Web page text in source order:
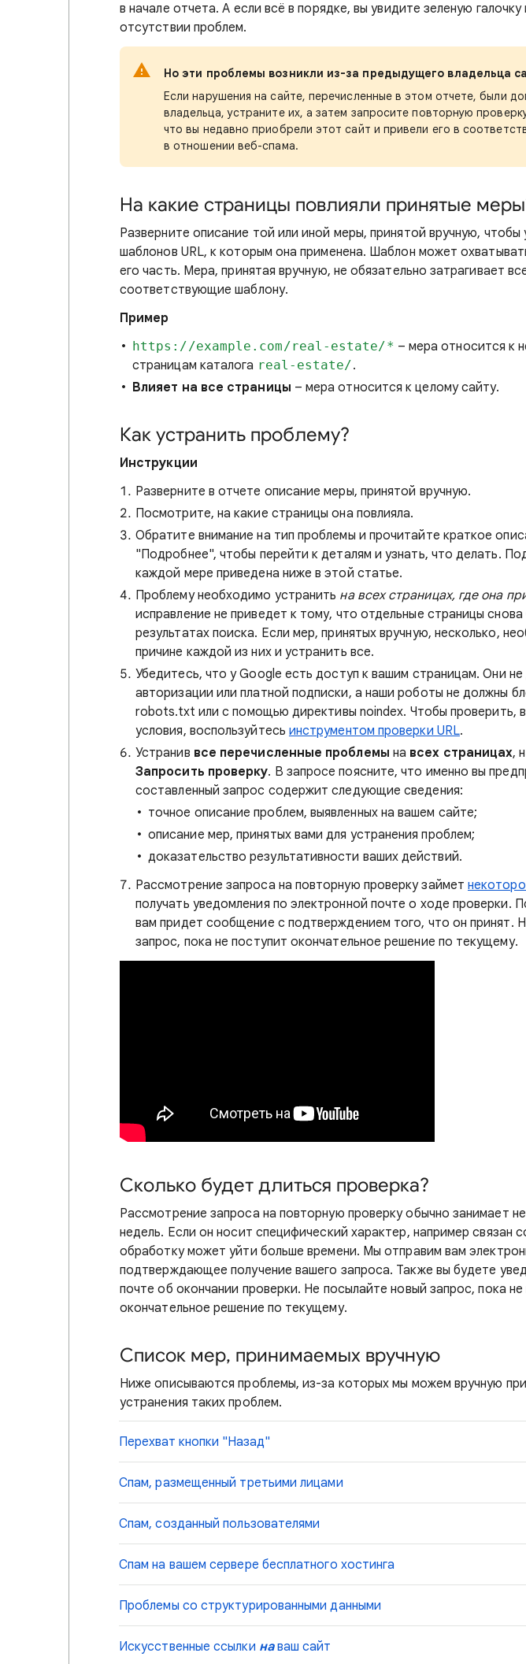
в начале отчета. А если всё в порядке, вы увидите зеленую
отсутствии проблем.
Но эти проблемы возникли из-за предыдущего владельца
Если нарушения на сайте, перечисленные в этом отчете, были
владельца, устраните их, а затем запросите повторную
что вы недавно приобрели этот сайт и привели его в
в отношении веб-спама.
На какие страницы повлияли принятые
Разверните описание той или иной меры, принятой вручную, чтобы
шаблонов URL, к которым она применена. Шаблон может
его часть. Мера, принятая вручную, не обязательно затрагивает
соответствующие шаблону.
Пример
https://example.com/real-estate/* – мера относится к
страницам каталога real-estate/.
Влияет на все страницы – мера относится к целому сайту.
Как устранить проблему?
Инструкции
Разверните в отчете описание меры, принятой вручную.
Посмотрите, на какие страницы она повлияла.
Обратите внимание на тип проблемы и прочитайте краткое
"Подробнее", чтобы перейти к деталям и узнать, что делать.
каждой мере приведена ниже в этой статье.
Проблему необходимо устранить на всех страницах, где она
исправление не приведет к тому, что отдельные страницы снова
результатах поиска. Если мер, принятых вручную, несколько,
причине каждой из них и устранить все.
Убедитесь, что у Google есть доступ к вашим страницам. Они
авторизации или платной подписки, а наши роботы не должны
robots.txt или с помощью директивы noindex. Чтобы проверить,
условия, воспользуйтесь инструментом проверки URL.
Устранив все перечисленные проблемы на всех страницах,
Запросить проверку. В запросе поясните, что именно вы
составленный запрос содержит следующие сведения:
точное описание проблем, выявленных на вашем сайте;
описание мер, принятых вами для устранения проблем;
доказательство результативности ваших действий.
Рассмотрение запроса на повторную проверку займет
получать уведомления по электронной почте о ходе проверки.
вам придет сообщение с подтверждением того, что он принят.
запрос, пока не поступит окончательное решение по текущему.
Сколько будет длиться проверка?
Рассмотрение запроса на повторную проверку обычно занимает
недель. Если он носит специфический характер, например связан
обработку может уйти больше времени. Мы отправим вам
подтверждающее получение вашего запроса. Также вы будете
почте об окончании проверки. Не посылайте новый запрос, пока не
окончательное решение по текущему.
Список мер, принимаемых вручную
Ниже описываются проблемы, из-за которых мы можем вручную
устранения таких проблем.
Перехват кнопки "Назад"
Спам, размещенный третьими лицами
Спам, созданный пользователями
Спам на вашем сервере бесплатного хостинга
Проблемы со структурированными данными
Искусственные ссылки наваш сайт